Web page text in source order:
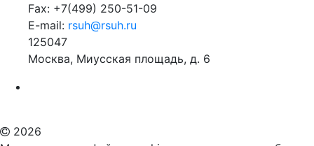
Fax: +7(499) 250-51-09
E-mail: rsuh@rsuh.ru
125047
Москва, Миусская площадь, д. 6
2026